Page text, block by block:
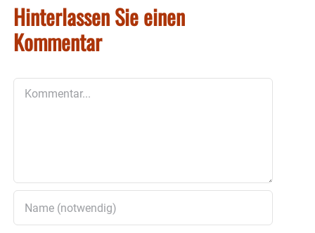
Hinterlassen Sie einen
Kommentar